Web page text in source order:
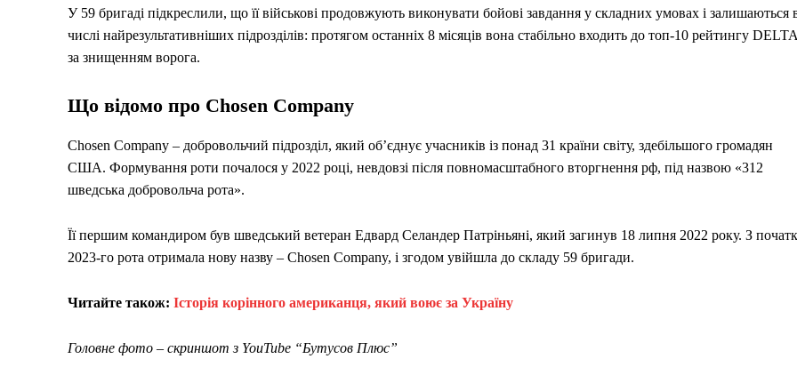
У 59 бригаді підкреслили, що її військові продовжують виконувати бойові завдання у складних умовах і залишаються
числі найрезультативніших підрозділів: протягом останніх 8 місяців вона стабільно входить до топ-10 рейтингу DELTA
за знищенням ворога.
Що відомо про Chosen Company
Chosen Company – добровольчий підрозділ, який об’єднує учасників із понад 31 країни світу, здебільшого громадян
США. Формування роти почалося у 2022 році, невдовзі після повномасштабного вторгнення рф, під назвою «312
шведська добровольча рота».
Її першим командиром був шведський ветеран Едвард Селандер Патріньяні, який загинув 18 липня 2022 року. З
2023-го рота отримала нову назву – Chosen Company, і згодом увійшла до складу 59 бригади.
Читайте також: Історія корінного американця, який воює за Україну
Головне фото – cкриншот з YouTube “Бутусов Плюс”